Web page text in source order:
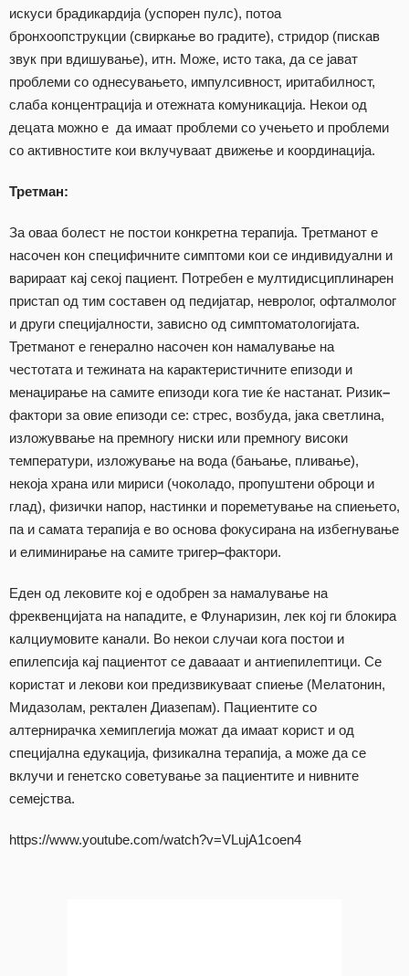
искуси брадикардија (успорен пулс), потоа
бронхоопструкции (свиркање во градите), стридор (пискав
звук при вдишување), итн. Може, исто така, да се јават
проблеми со однесувањето, импулсивност, иритабилност,
слаба концентрација и отежната комуникација. Некои од
децата можно е да имаат проблеми со учењето и проблеми
со активностите кои вклучуваат движење и координација.
Третман:
За оваа болест не постои конкретна терапија. Третманот е
насочен кон специфичните симптоми кои се индивидуални и
варираат кај секој пациент. Потребен е мултидисциплинарен
пристап од тим составен од педијатар, невролог, офталмолог
и други специјалности, зависно од симптоматологијата.
Третманот е генерално насочен кон намалување на
честотата и тежината на карактеристичните епизоди и
менаџирање на самите епизоди кога тие ќе настанат. Ризик–
фактори за овие епизоди се: стрес, возбуда, јака светлина,
изложуввање на премногу ниски или премногу високи
температури, изложување на вода (бањање, пливање),
некоја храна или мириси (чоколадо, пропуштени оброци и
глад), физички напор, настинки и пореметување на спиењето,
па и самата терапија е во основа фокусирана на избегнување
и елиминирање на самите тригер–фактори.
Еден од лековите кој е одобрен за намалување на
фреквенцијата на нападите, е Флунаризин, лек кој ги блокира
калциумовите канали. Во некои случаи кога постои и
епилепсија кај пациентот се давааат и антиепилептици. Се
користат и лекови кои предизвикуваат спиење (Мелатонин,
Мидазолам, ректален Диазепам). Пациентите со
алтернирачка хемиплегија можат да имаат корист и од
специјална едукација, физикална терапија, а може да се
вклучи и генетско советување за пациентите и нивните
семејства.
https://www.youtube.com/watch?v=VLujA1coen4